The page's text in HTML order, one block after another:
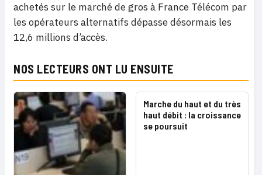
achetés sur le marché de gros à France Télécom par
les opérateurs alternatifs dépasse désormais les
12,6 millions d’accès.
NOS LECTEURS ONT LU ENSUITE
Marche du haut et du très
haut débit : la croissance
se poursuit